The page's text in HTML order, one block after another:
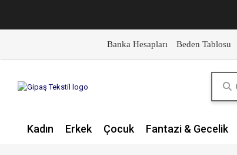
Banka Hesapları Beden Tablosu
Kadın Erkek Çocuk Fantazi & Gecelik